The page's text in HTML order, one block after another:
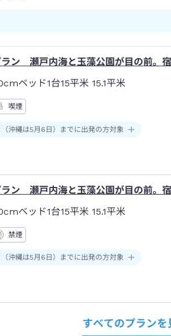
ラン 瀬戸内海と玉藻公園が目の前。
ベッド1台15平米 15.1平米
喫煙
沖縄は5月6日）までに出発の方対象
ラン 瀬戸内海と玉藻公園が目の前。
ベッド1台15平米 15.1平米
禁煙
沖縄は5月6日）までに出発の方対象
すべてのプランを